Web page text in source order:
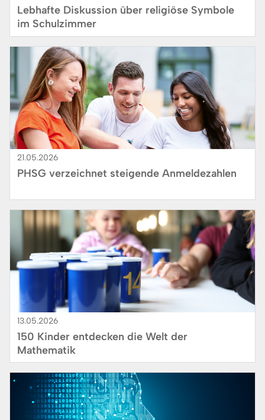
Lebhafte Diskussion über religiöse Symbole
im Schulzimmer
21.05.2026
PHSG verzeichnet steigende Anmeldezahlen
13.05.2026
150 Kinder entdecken die Welt der
Mathematik
Bild